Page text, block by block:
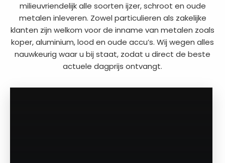
milieuvriendelijk alle soorten ijzer, schroot en oude
metalen inleveren. Zowel particulieren als zakelijke
klanten zijn welkom voor de inname van metalen zoals
koper, aluminium, lood en oude accu’s. Wij wegen alles
nauwkeurig waar u bij staat, zodat u direct de beste
actuele dagprijs ontvangt.